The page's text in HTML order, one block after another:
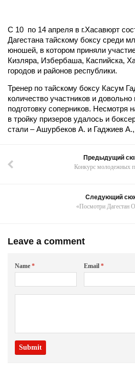
С 10 по 14 апреля в г.Хасавюрт
Дагестана тайскому боксу среди
юношей, в котором приняли
Кизляра, Избербаша, Каспийска,
городов и районов республики.
Тренер по тайскому боксу Касум
количество участников и
подготовку соперников. Несмотря
в тройку призеров удалось и
стали – Ашурбеков А. и Гаджиев
Предыдущий
Конкурс молодежных
Следующий
«Посмотри Дагестан
Leave a comment
Name * Email*